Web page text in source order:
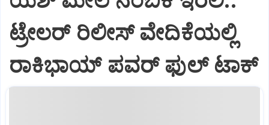
ಟ್ರೇಲರ್‌ ರಿಲೀಸ್‌ ವೇದಿಕೆಯಲ್ಲಿ
ರಾಕಿಭಾಯ್‌ ಪವರ್‌ ಫುಲ್‌ ಟಾಕ್